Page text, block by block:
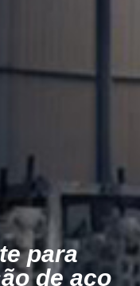
para
de aço